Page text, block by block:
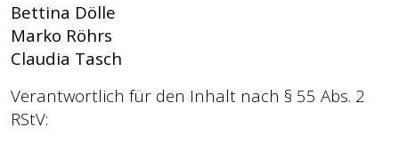
Bettina Dölle
Marko Röhrs
Claudia Tasch
Verantwortlich für den Inhalt nach § 55 Abs. 2
RStV: